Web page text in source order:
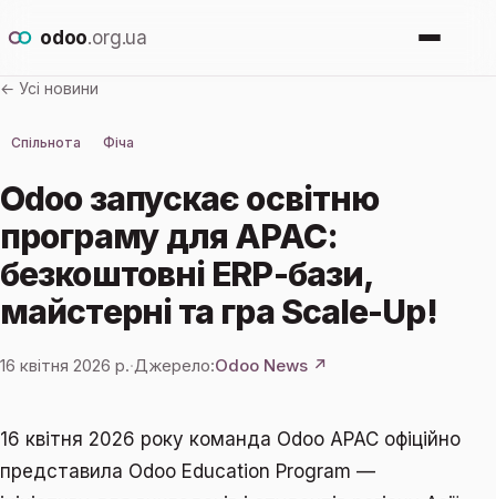
odoo.org.ua
Для кого
Новини
Впровадження
Залишити заявку
← Усі новини
Спільнота Фіча
Odoo запускає освітню
програму для APAC:
безкоштовні ERP-бази,
майстерні та гра Scale-Up!
16 квітня 2026 р.·Джерело:Odoo News ↗
16 квітня 2026 року команда Odoo APAC офіційно
представила Odoo Education Program —